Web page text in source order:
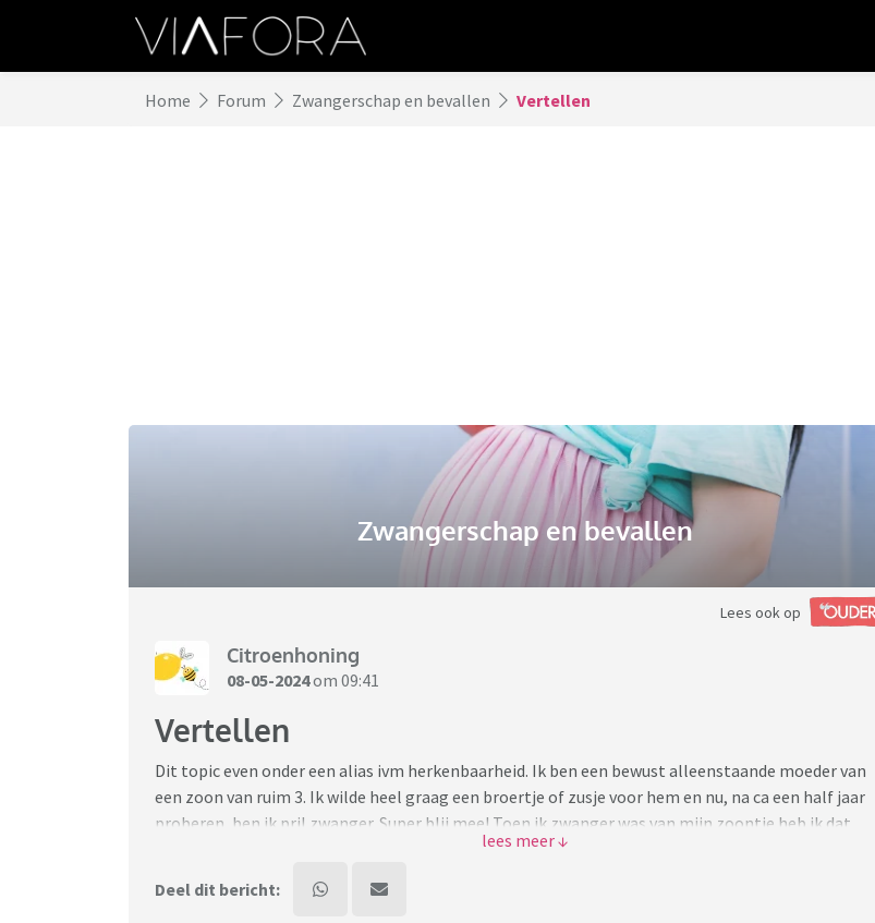
Home Forum Zwangerschap en bevallen Vertellen
Zwangerschap en bevallen
Lees ook op
Citroenhoning
08-05-2024om 09:41
Vertellen
Dit topic even onder een alias ivm herkenbaarheid. Ik ben een bewust alleenstaande moeder van
een zoon van ruim 3. Ik wilde heel graag een broertje of zusje voor hem en nu, na ca een half jaar
proberen, ben ik pril zwanger. Super blij mee! Toen ik zwanger was van mijn zoontje heb ik dat
meteen verteld aan mijn beste vriendin. En zij weet ook dat ik nu graag een 2e zou willen. Nu ben ik
verrassingsfeestje voor haar. Twee weken daarna gaan gezamenlijke vrienden trouwen en hebben
Deel dit bericht: